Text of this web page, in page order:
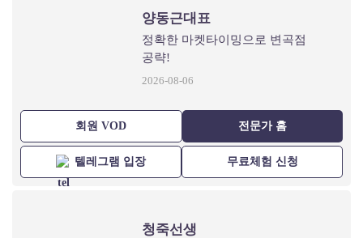
양동근대표
정확한 마켓타이밍으로 변곡점
공략!
2026-08-06
회원 VOD 전문가 홈
텔레그램 입장 무료체험 신청
청죽선생